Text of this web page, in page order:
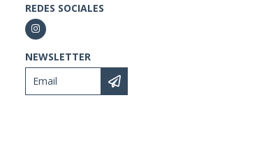
REDES SOCIALES
NEWSLETTER